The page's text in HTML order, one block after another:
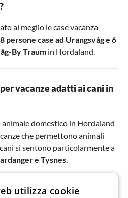
al meglio le case vacanza
8 persone case ad Urangsvåge 6
By Traum in Hordaland.
vacanze adatti ai cani in
domestico in Hordaland
che permettono animali
si sentono particolarmente a
e Tysnes.
utilizza cookie